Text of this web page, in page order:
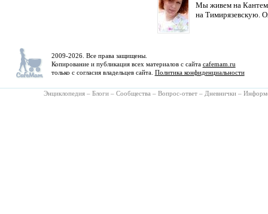
Мы живем на
на Тимирязевскую.
2009-2026. Все права защищены.
Копирование и публикация всех материалов с сайта cafemam.ru
только с согласия владельцев сайта. Политика конфиденциальности
Энциклопедия – Блоги – Сообщества – Вопрос-ответ – Дневнички –